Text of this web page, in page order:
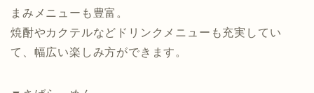
まみメニューも豊富。
焼酎やカクテルなどドリンクメニューも充実してい
て、幅広い楽しみ方ができます。